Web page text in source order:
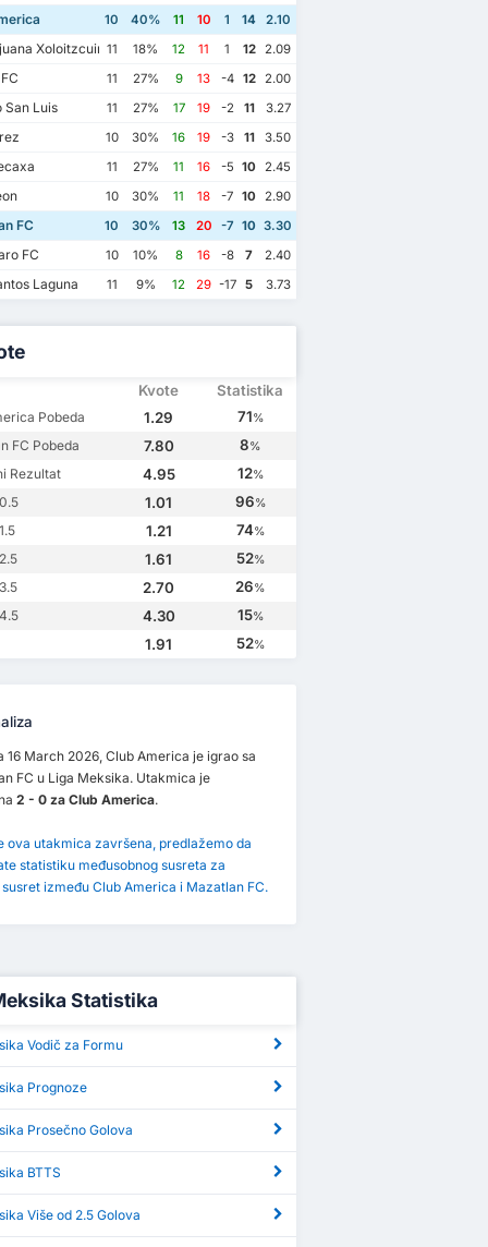
2023
FC
27 August 2022
Mazatlan FC
Club America
17 February 2022
Mazatlan FC
Club America
10 40% 11 10 1 14
2.10
Xoloitzcuintles de Caliente
11 18% 12 11 1 12
2.09
11 27% 9 13 -4 12
2.00
San Luis 11 27% 17 19 -2 11
3.27
10 30% 16 19 -3 11
3.50
11 27% 11 16 -5 10 2.45
10 30% 11 18 -7 10 2.90
FC 10 30% 13 20 -7 10 3.30
FC 10 10% 8 16 -8 7
2.40
Laguna 11 9% 12 29 -17 5 3.73
Kvote Statistika
Pobeda 1.29 71%
FC Pobeda 7.80 8%
Rezultat 4.95 12%
1.01 96%
1.21 74%
1.61 52%
2.70 26%
4.30 15%
1.91 52%
16 March 2026, Club America je igrao sa
FC u Liga Meksika. Utakmica je
2 - 0 za Club America.
ova utakmica završena, predlažemo da
statistiku međusobnog susreta za
između Club America i Mazatlan FC.
Statistika
Vodič za Formu
Prognoze
Prosečno Golova
BTTS
Više od 2.5 Golova